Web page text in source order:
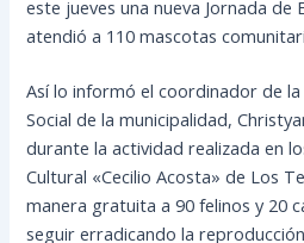
este jueves una nueva Jornada de
atendió a 110 mascotas
Así lo informó el coordinador de
Social de la municipalidad,
durante la actividad realizada en
Cultural «Cecilio Acosta» de Los
manera gratuita a 90 felinos y 20
seguir erradicando la